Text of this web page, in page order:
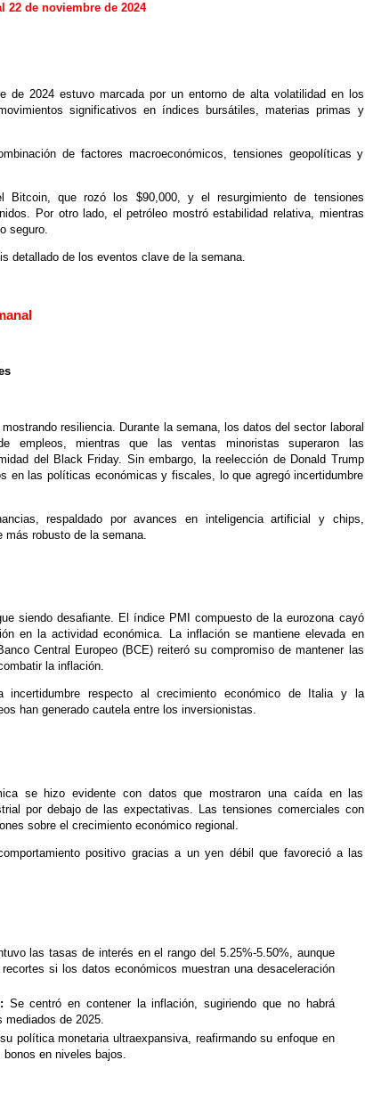
22 de noviembre de 2024
de 2024 estuvo marcada por un entorno de alta volatilidad en los
significativos en índices bursátiles, materias primas y
de factores macroeconómicos, tensiones geopolíticas y
Bitcoin, que rozó los $90,000, y el resurgimiento de tensiones
Por otro lado, el petróleo mostró estabilidad relativa, mientras
seguro.
detallado de los eventos clave de la semana.
resiliencia. Durante la semana, los datos del sector laboral
empleos, mientras que las ventas minoristas superaron las
del Black Friday. Sin embargo, la reelección de Donald Trump
en las políticas económicas y fiscales, lo que agregó incertidumbre
respaldado por avances en inteligencia artificial y chips,
robusto de la semana.
siendo desafiante. El índice PMI compuesto de la eurozona cayó
en la actividad económica. La inflación se mantiene elevada en
Central Europeo (BCE) reiteró su compromiso de mantener las
la inflación.
incertidumbre respecto al crecimiento económico de Italia y la
han generado cautela entre los inversionistas.
se hizo evidente con datos que mostraron una caída en las
por debajo de las expectativas. Las tensiones comerciales con
sobre el crecimiento económico regional.
positivo gracias a un yen débil que favoreció a las
las tasas de interés en el rango del 5.25%-5.50%, aunque
si los datos económicos muestran una desaceleración
Se centró en contener la inflación, sugiriendo que no habrá
mediados de 2025.
política monetaria ultraexpansiva, reafirmando su enfoque en
en niveles bajos.